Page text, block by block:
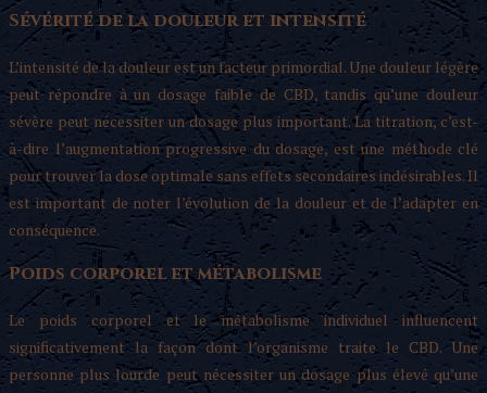
Sévérité de la douleur et intensité
L’intensité de la douleur est un facteur primordial. Une douleur légère
peut répondre à un dosage faible de CBD, tandis qu’une douleur
sévère peut nécessiter un dosage plus important. La titration, c’est-
à-dire l’augmentation progressive du dosage, est une méthode clé
pour trouver la dose optimale sans effets secondaires indésirables. Il
est important de noter l’évolution de la douleur et de l’adapter en
conséquence.
Poids corporel et métabolisme
Le poids corporel et le métabolisme individuel influencent
significativement la façon dont l’organisme traite le CBD. Une
personne plus lourde peut nécessiter un dosage plus élevé qu’une